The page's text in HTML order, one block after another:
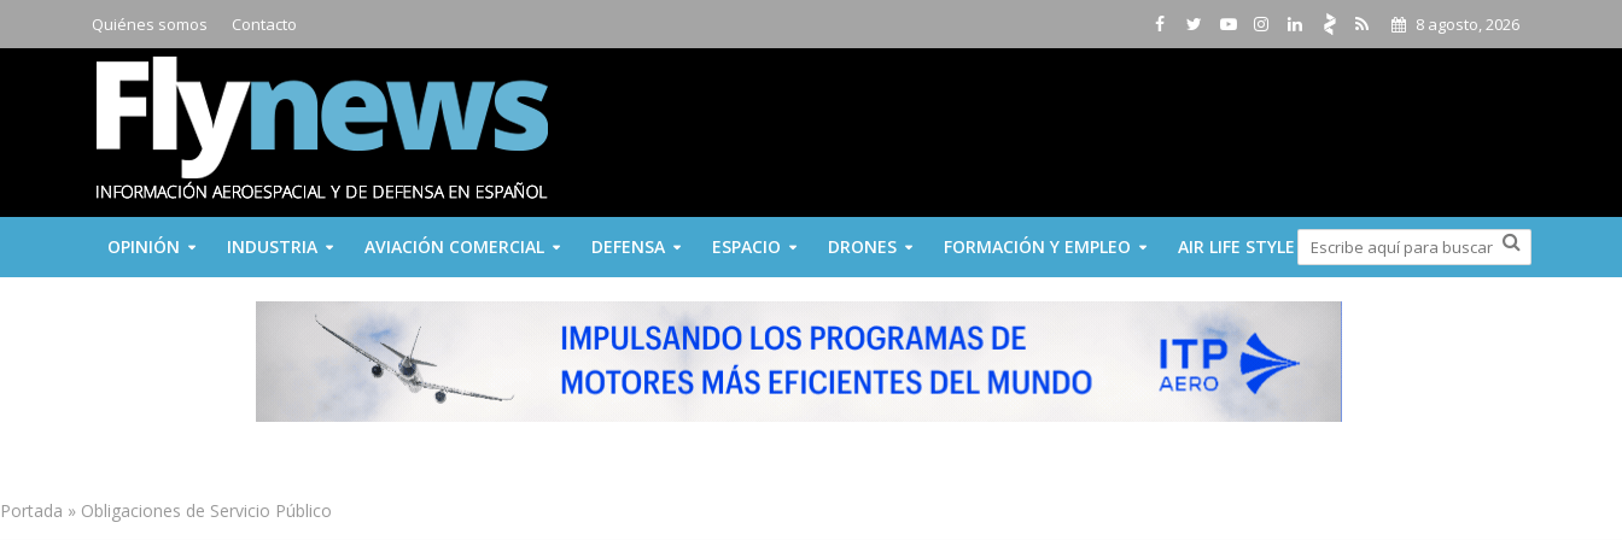
Quiénes somos Contacto 8 agosto, 2026
OPINIÓN INDUSTRIA AVIACIÓN COMERCIAL DEFENSA ESPACIO DRONES FORMACIÓN Y EMPLEO AIR LIFE STYLE
Portada » Obligaciones de Servicio Público